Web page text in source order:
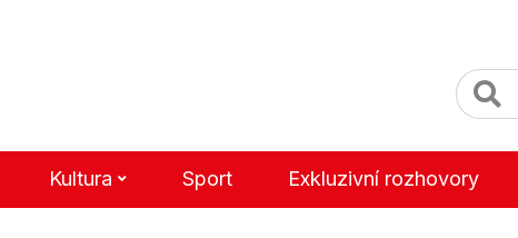
Kultura Sport Exkluzivní rozhovory